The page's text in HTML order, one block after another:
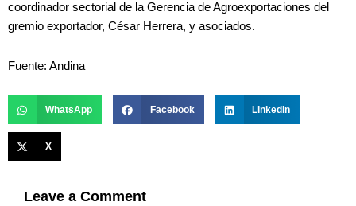
coordinador sectorial de la Gerencia de Agroexportaciones del
gremio exportador, César Herrera, y asociados.
Fuente: Andina
WhatsApp Facebook LinkedIn
X
Leave a Comment